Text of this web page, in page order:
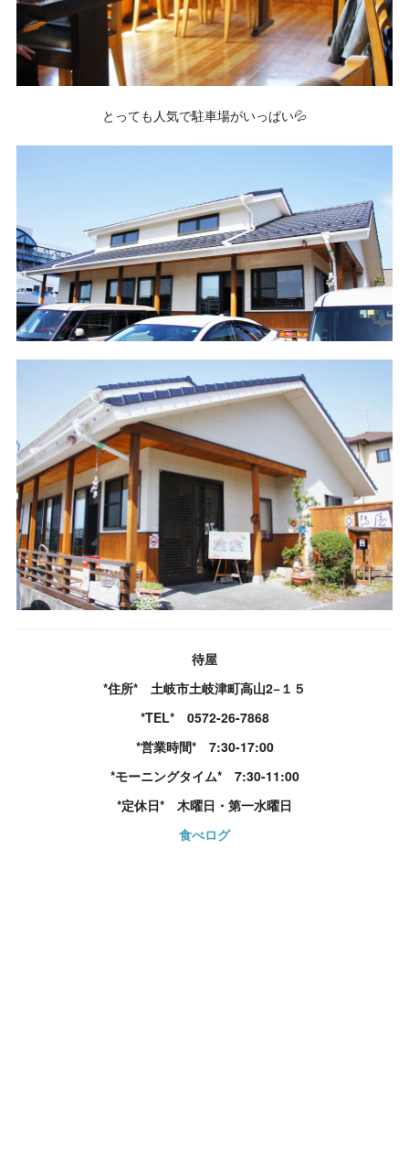
とっても人気で駐車場がいっぱい💦
待屋
*住所* 土岐市土岐津町高山2−１５
*TEL* 0572-26-7868
*営業時間* 7:30-17:00
*モーニングタイム* 7:30-11:00
*定休日* 木曜日・第一水曜日
食べログ